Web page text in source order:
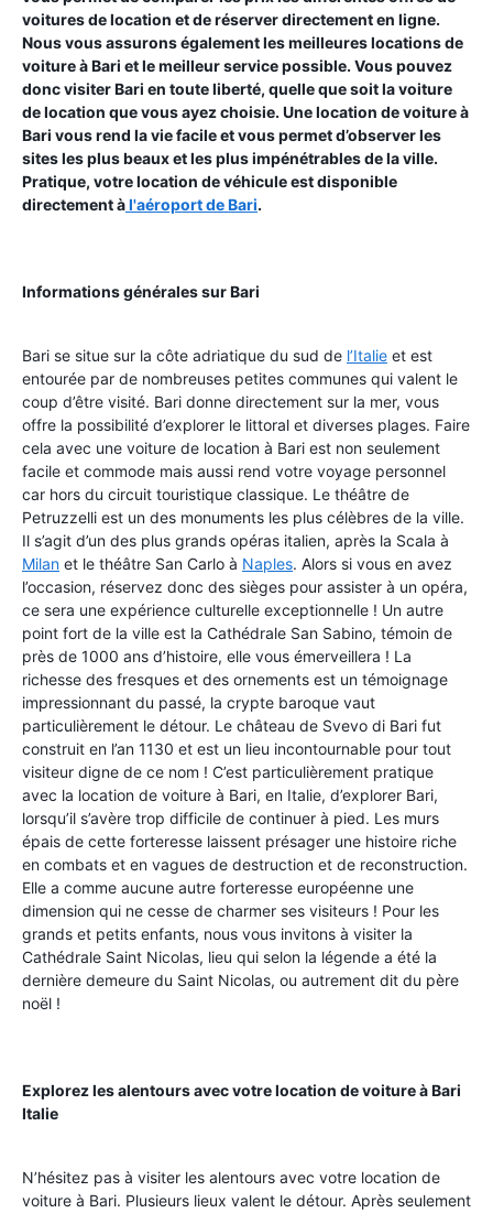
voitures de location et de réserver directement en ligne.
Nous vous assurons également les meilleures locations de
voiture à Bari et le meilleur service possible. Vous pouvez
donc visiter Bari en toute liberté, quelle que soit la voiture
de location que vous ayez choisie. Une location de voiture à
Bari vous rend la vie facile et vous permet d’observer les
sites les plus beaux et les plus impénétrables de la ville.
Pratique, votre location de véhicule est disponible
directement àl'aéroport de Bari.
Informations générales sur Bari
Bari se situe sur la côte adriatique du sud de l’Italie et est
entourée par de nombreuses petites communes qui valent le
coup d’être visité. Bari donne directement sur la mer, vous
offre la possibilité d’explorer le littoral et diverses plages. Faire
cela avec une voiture de location à Bari est non seulement
facile et commode mais aussi rend votre voyage personnel
car hors du circuit touristique classique. Le théâtre de
Petruzzelli est un des monuments les plus célèbres de la ville.
Il s’agit d’un des plus grands opéras italien, après la Scala à
Milan et le théâtre San Carlo à Naples. Alors si vous en avez
l’occasion, réservez donc des sièges pour assister à un opéra,
ce sera une expérience culturelle exceptionnelle ! Un autre
point fort de la ville est la Cathédrale San Sabino, témoin de
près de 1000 ans d’histoire, elle vous émerveillera ! La
richesse des fresques et des ornements est un témoignage
impressionnant du passé, la crypte baroque vaut
particulièrement le détour. Le château de Svevo di Bari fut
construit en l’an 1130 et est un lieu incontournable pour tout
visiteur digne de ce nom ! C’est particulièrement pratique
avec la location de voiture à Bari, en Italie, d’explorer Bari,
lorsqu’il s’avère trop difficile de continuer à pied. Les murs
épais de cette forteresse laissent présager une histoire riche
en combats et en vagues de destruction et de reconstruction.
Elle a comme aucune autre forteresse européenne une
dimension qui ne cesse de charmer ses visiteurs ! Pour les
grands et petits enfants, nous vous invitons à visiter la
Cathédrale Saint Nicolas, lieu qui selon la légende a été la
dernière demeure du Saint Nicolas, ou autrement dit du père
noël !
Explorez les alentours avec votre location de voiture à Bari
Italie
N’hésitez pas à visiter les alentours avec votre location de
voiture à Bari. Plusieurs lieux valent le détour. Après seulement